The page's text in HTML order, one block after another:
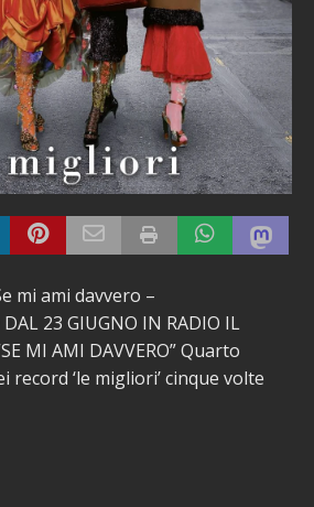
mi ami davvero –
23 GIUGNO IN RADIO IL
MI AMI DAVVERO” Quarto
record ‘le migliori’ cinque volte